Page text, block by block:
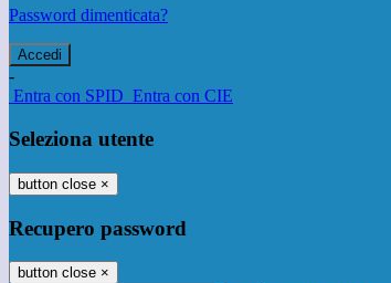
Password dimenticata?
-
Entra con SPID Entra con CIE
Seleziona utente
button close ×
Recupero password
button close ×